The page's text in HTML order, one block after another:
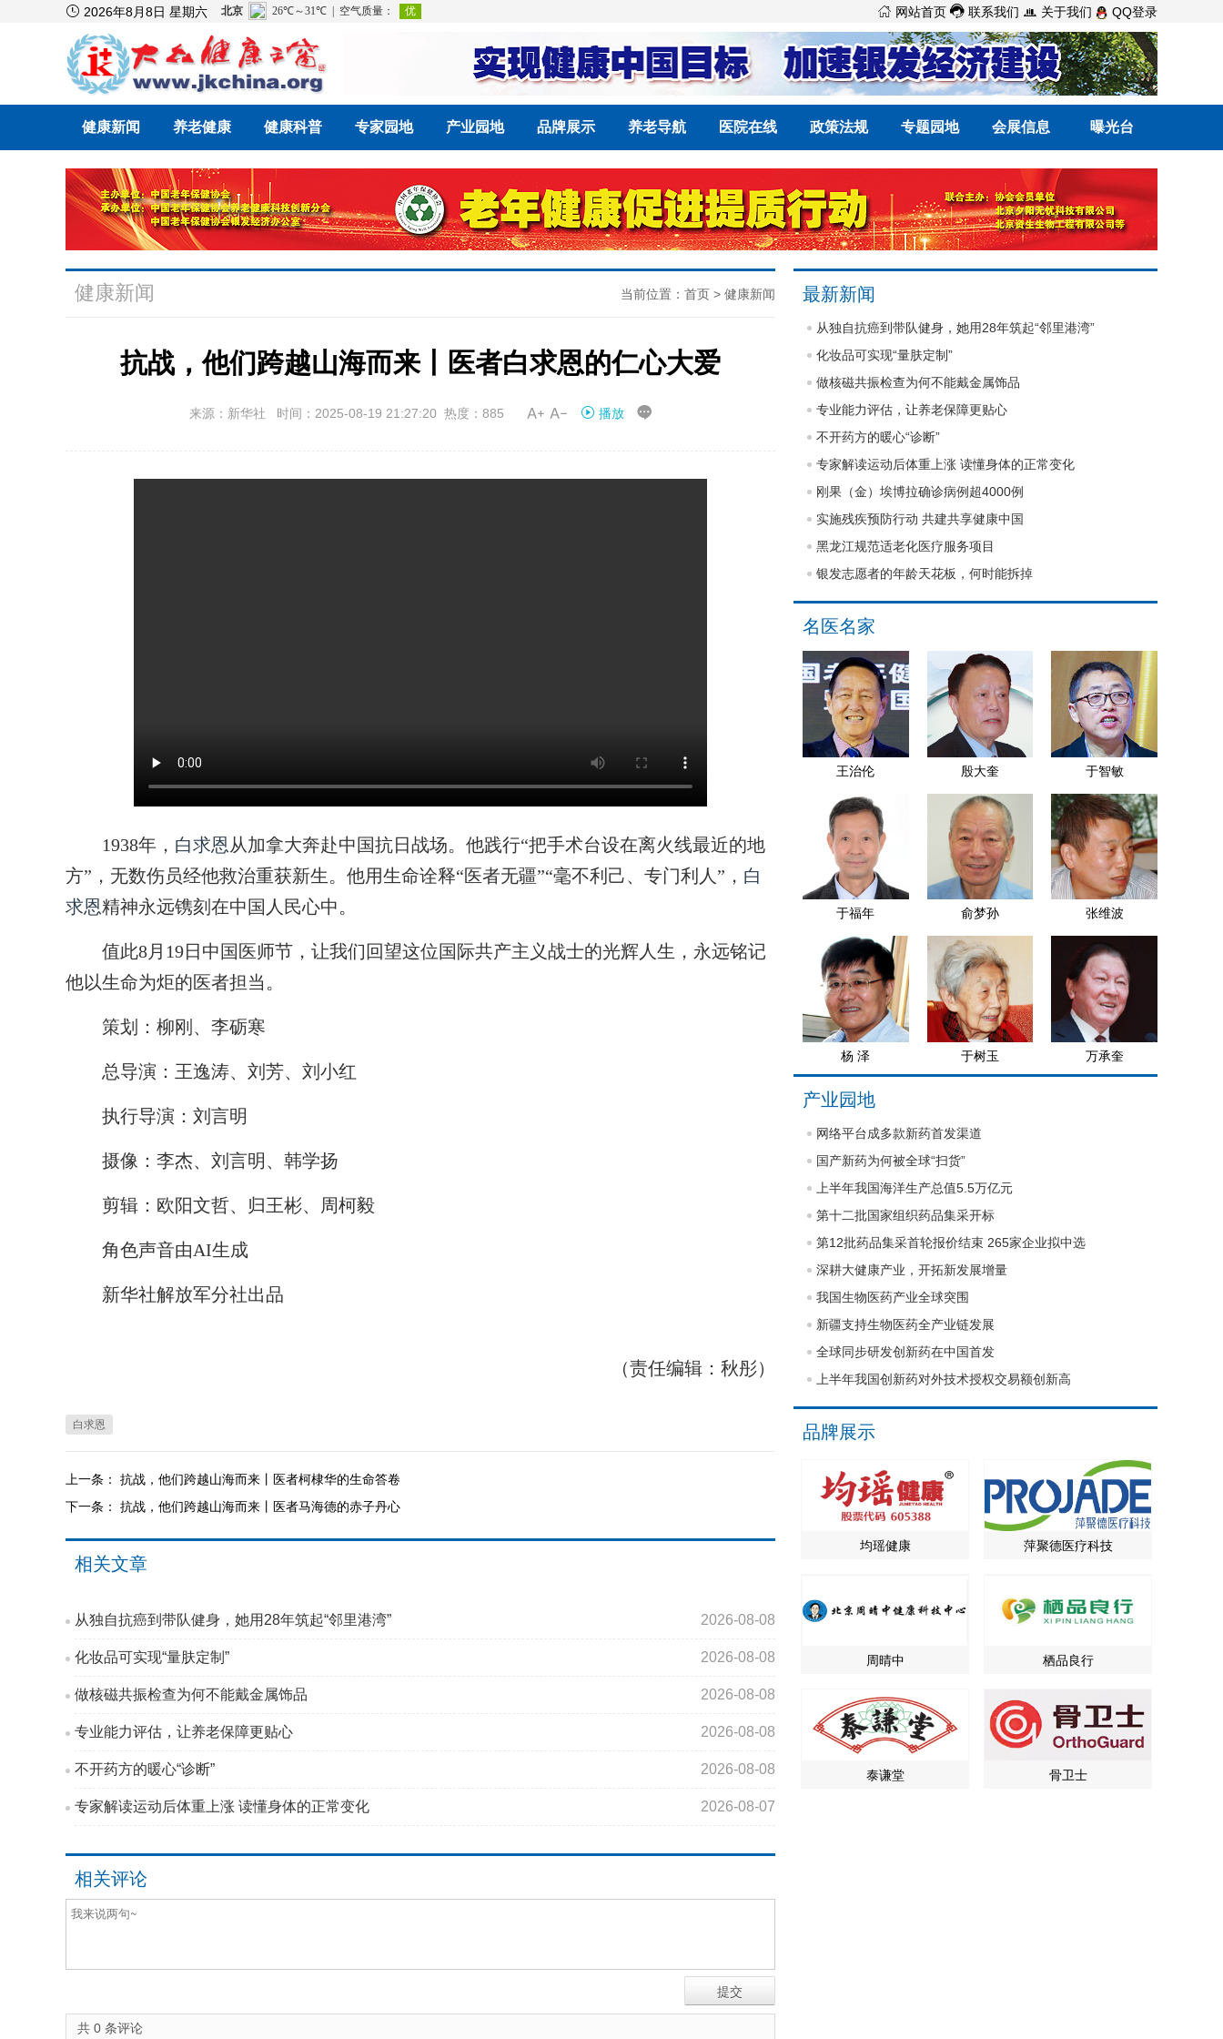
 2026年8月8日 星期六  网站首页  联系我们  关于我们 QQ登录
健康新闻 养老健康 健康科普 专家园地 产业园地 品牌展示 养老导航 医院在线 政策法规 专题园地 会展信息 曝光台
健康新闻 当前位置： 首页 > 健康新闻
抗战，他们跨越山海而来丨医者白求恩的仁心大爱
来源：新华社 时间：2025-08-19 21:27:20 热度：885  播放 
1938年， 白求恩从加拿大奔赴中国抗日战场。他践行“把手术台设在离火线最近的地
方”，无数伤员经他救治重获新生。他用生命诠释“医者无疆”“毫不利己、专门利人”， 白
求恩精神永远镌刻在中国人民心中。
值此8月19日中国医师节，让我们回望这位国际共产主义战士的光辉人生，永远铭记
他以生命为炬的医者担当。
策划：柳刚、李砺寒
总导演：王逸涛、刘芳、刘小红
执行导演：刘言明
摄像：李杰、刘言明、韩学扬
剪辑：欧阳文哲、归王彬、周柯毅
角色声音由AI生成
新华社解放军分社出品
（责任编辑：秋彤）
白求恩
上一条： 抗战，他们跨越山海而来丨医者柯棣华的生命答卷
下一条： 抗战，他们跨越山海而来丨医者马海德的赤子丹心
相关文章
从独自抗癌到带队健身，她用28年筑起“邻里港湾” 2026-08-08
化妆品可实现“量肤定制” 2026-08-08
做核磁共振检查为何不能戴金属饰品 2026-08-08
专业能力评估，让养老保障更贴心 2026-08-08
不开药方的暖心“诊断” 2026-08-08
专家解读运动后体重上涨 读懂身体的正常变化 2026-08-07
相关评论
共 0 条评论
最新新闻
从独自抗癌到带队健身，她用28年筑起“邻里港湾”
化妆品可实现“量肤定制”
做核磁共振检查为何不能戴金属饰品
专业能力评估，让养老保障更贴心
不开药方的暖心“诊断”
专家解读运动后体重上涨 读懂身体的正常变化
刚果（金）埃博拉确诊病例超4000例
实施残疾预防行动 共建共享健康中国
黑龙江规范适老化医疗服务项目
银发志愿者的年龄天花板，何时能拆掉
名医名家
王治伦 殷大奎 于智敏
于福年 俞梦孙 张维波
杨 泽 于树玉 万承奎
产业园地
网络平台成多款新药首发渠道
国产新药为何被全球“扫货”
上半年我国海洋生产总值5.5万亿元
第十二批国家组织药品集采开标
第12批药品集采首轮报价结束 265家企业拟中选
深耕大健康产业，开拓新发展增量
我国生物医药产业全球突围
新疆支持生物医药全产业链发展
全球同步研发创新药在中国首发
上半年我国创新药对外技术授权交易额创新高
品牌展示
均瑶健康 萍聚德医疗科技
周晴中 栖品良行
泰谦堂 骨卫士